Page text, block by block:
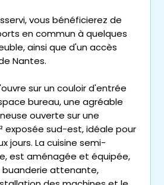
vous bénéficierez de
en commun à quelques
ainsi que d'un accès
Nantes.
sur un couloir d'entrée
bureau, une agréable
ouverte sur une
exposée sud-est, idéale pour
jours. La cuisine semi-
est aménagée et équipée,
attenante,